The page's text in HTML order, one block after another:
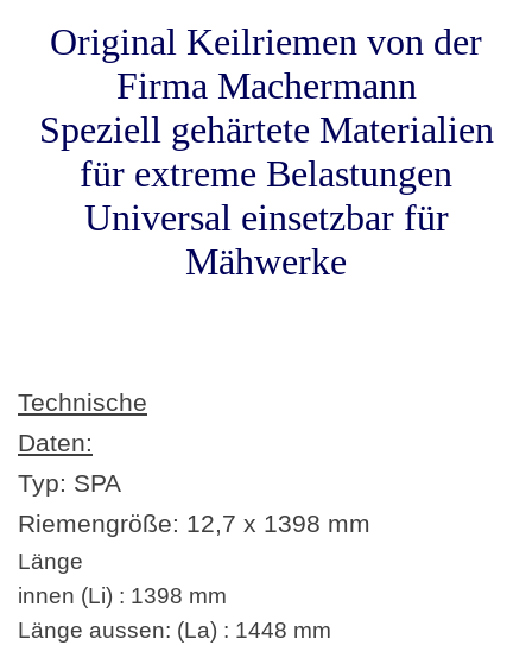
Original Keilriemen von der
Firma Machermann
Speziell gehärtete Materialien
für extreme Belastungen
Universal einsetzbar für
Mähwerke
Technische
Daten:
Typ: SPA
Riemengröße: 12,7 x 1398 mm
Länge
innen (Li) : 1398 mm
Länge aussen: (La) : 1448 mm